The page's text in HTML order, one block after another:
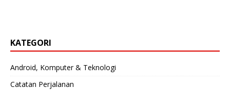
KATEGORI
Android, Komputer & Teknologi
Catatan Perjalanan